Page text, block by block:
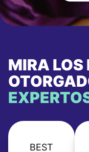
MIRA LOS
BEST